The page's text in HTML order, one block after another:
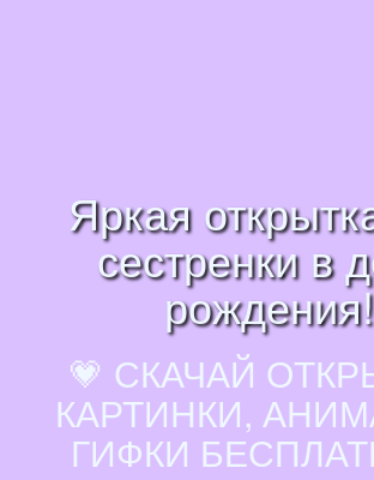
Яркая
сестренки в
рождения!
💗 СКАЧАЙ
КАРТИНКИ,
ГИФКИ